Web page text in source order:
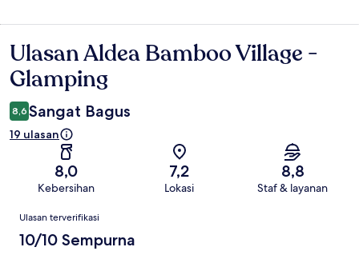
Ulasan
Ulasan Aldea Bamboo Village -
Glamping
8,6 Sangat Bagus
19 ulasan
8,0
Kebersihan
7,2
Lokasi
8,8
Staf & layanan
Ulasan
Ulasan terverifikasi
10/10 Sempurna